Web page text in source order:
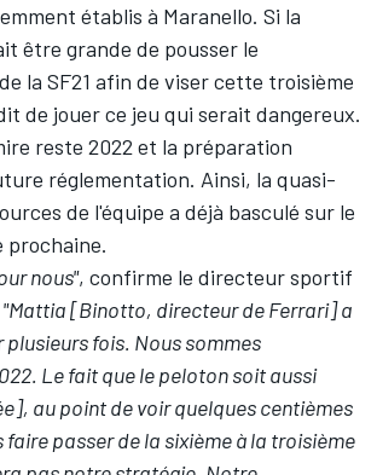
établis à Maranello. Si la
être grande de pousser le
la SF21 afin de viser cette troisième
de jouer ce jeu qui serait dangereux.
reste 2022 et la préparation
réglementation. Ainsi, la quasi-
de l'équipe a déjà basculé sur le
prochaine.
nous", confirme le directeur sportif
"Mattia [Binotto, directeur de Ferrari] a
fois. Nous sommes
Le fait que le peloton soit aussi
au point de voir quelques centièmes
faire passer de la sixième à la troisième